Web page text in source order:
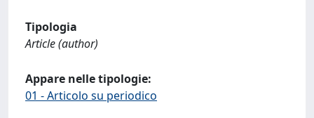
Tipologia
Article (author)
Appare nelle tipologie:
01 - Articolo su periodico